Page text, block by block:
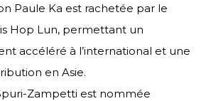
Paule Ka est rachetée par le
Hop Lun, permettant un
accéléré à l’international et une
en Asie.
Zampetti est nommée